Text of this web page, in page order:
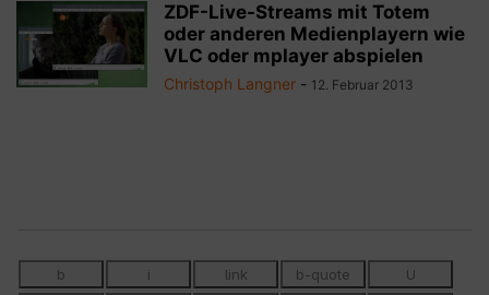
ZDF-Live-Streams mit Totem
oder anderen Medienplayern wie
VLC oder mplayer abspielen
Christoph Langner - 12. Februar 2013